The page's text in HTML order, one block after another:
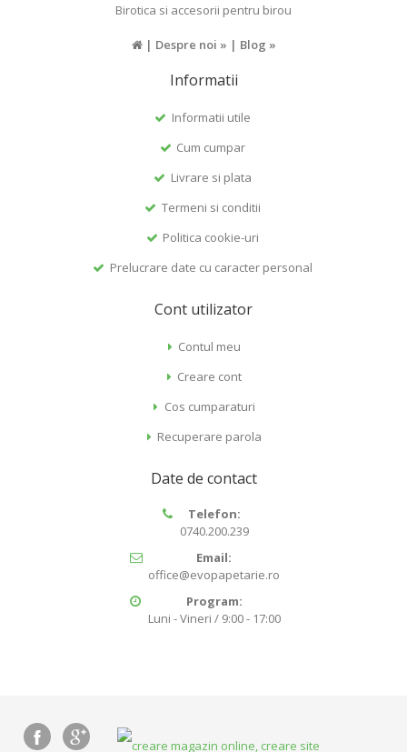
Birotica si accesorii pentru birou
| Despre noi » | Blog »
Informatii
Informatii utile
Cum cumpar
Livrare si plata
Termeni si conditii
Politica cookie-uri
Prelucrare date cu caracter personal
Cont utilizator
Contul meu
Creare cont
Cos cumparaturi
Recuperare parola
Date de contact
Telefon:
0740.200.239
Email:
office@evopapetarie.ro
Program:
Luni - Vineri / 9:00 - 17:00